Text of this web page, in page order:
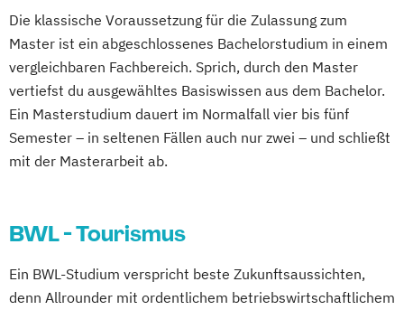
Die klassische Voraussetzung für die Zulassung zum
Master ist ein abgeschlossenes Bachelorstudium in einem
vergleichbaren Fachbereich. Sprich, durch den Master
vertiefst du ausgewähltes Basiswissen aus dem Bachelor.
Ein Masterstudium dauert im Normalfall vier bis fünf
Semester – in seltenen Fällen auch nur zwei – und schließt
mit der Masterarbeit ab.
BWL - Tourismus
Ein BWL-Studium verspricht beste Zukunftsaussichten,
denn Allrounder mit ordentlichem betriebswirtschaftlichem